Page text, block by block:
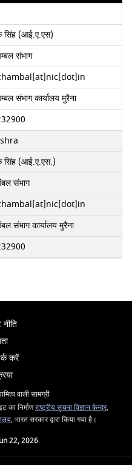
सिंह (आई.ए.एस)
संभाग
संभाग कार्यालय मुरैना
सिंह (आई.ए.एस.)
संभाग
संभाग कार्यालय मुरैना
करें
वाली सामग्री
का निर्माणराष्ट्रीय सूचना विज्ञान केन्द्र,
, भारत सरकार द्वारा किया गया है।
22, 2026